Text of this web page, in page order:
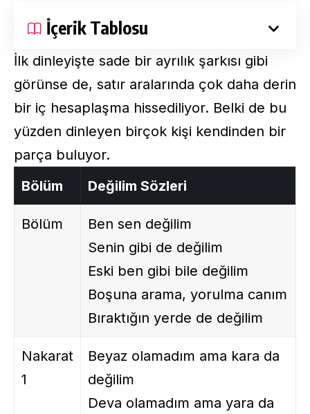
İçerik Tablosu
İlk dinleyişte sade bir ayrılık şarkısı gibi
görünse de, satır aralarında çok daha derin
bir iç hesaplaşma hissediliyor. Belki de bu
yüzden dinleyen birçok kişi kendinden bir
parça buluyor.
Bölüm
Değilim Sözleri
Bölüm
Ben sen değilim
Senin gibi de değilim
Eski ben gibi bile değilim
Boşuna arama, yorulma canım
Bıraktığın yerde de değilim
Nakarat
1
Beyaz olamadım ama kara da
değilim
Deva olamadım ama yara da